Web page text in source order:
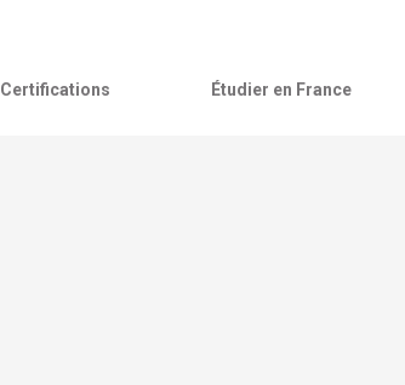
Certifications Étudier en France